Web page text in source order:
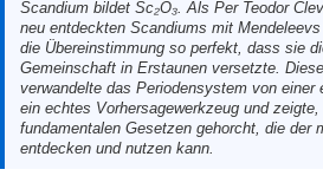
Scandium bildet Sc₂O₃. Als Per Teodor
neu entdeckten Scandiums mit
die Übereinstimmung so perfekt, dass sie
Gemeinschaft in Erstaunen versetzte.
verwandelte das Periodensystem von
ein echtes Vorhersagewerkzeug und
fundamentalen Gesetzen gehorcht, die der
entdecken und nutzen kann.